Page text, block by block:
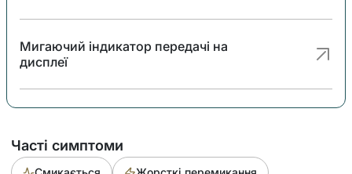
Мигаючий індикатор передачі на
дисплеї
Часті симптоми